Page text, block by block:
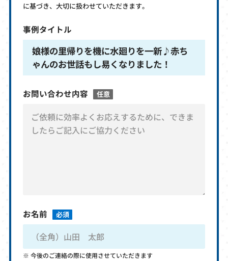
に基づき、大切に扱わせていただきます。
事例タイトル
娘様の里帰りを機に水廻りを一新♪赤ち
ゃんのお世話もし易くなりました！
お問い合わせ内容 任意
お名前 必須
今後のご連絡の際に使用させていただきます